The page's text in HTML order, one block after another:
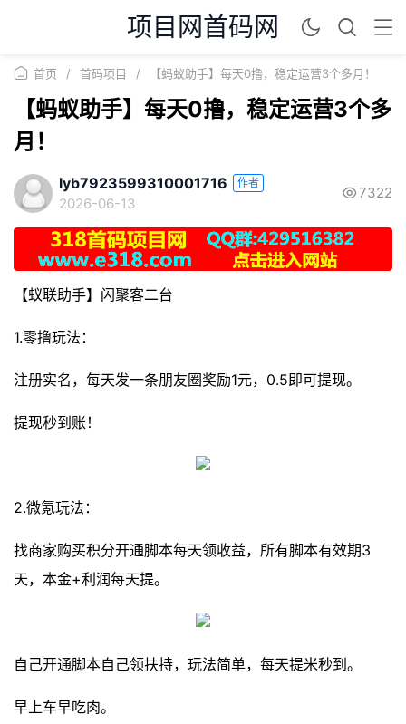
项目网首码网
首页 / 首码项目 / 【蚂蚁助手】每天0撸，稳定运营3个多月！
【蚂蚁助手】每天0撸，稳定运营3个多
月！
lyb7923599310001716 作者
2026-06-13
7322
【蚁联助手】闪聚客二台
1.零撸玩法：
注册实名，每天发一条朋友圈奖励1元，0.5即可提现。
提现秒到账！
2.微氪玩法：
找商家购买积分开通脚本每天领收益，所有脚本有效期3
天，本金+利润每天提。
自己开通脚本自己领扶持，玩法简单，每天提米秒到。
早上车早吃肉。